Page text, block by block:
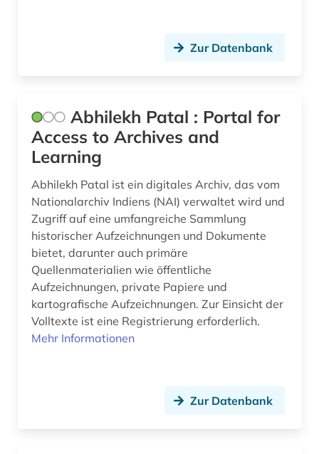
bibliographie 1470-1960 (1)
bibliographie 1700-1944 (1)
bibliographie 1886-1957 (1)
bibliographie 1945-2002 (1)
bibliographie 1997 - 2001 (1)
bibliographie 1998 - 2000 (1)
bibliographie bis 1900 (1)
Zur Datenbank
Abhilekh Patal : Portal for
Access to Archives and
Learning
Abhilekh Patal ist ein digitales Archiv, das vom
Nationalarchiv Indiens (NAI) verwaltet wird und
Zugriff auf eine umfangreiche Sammlung
historischer Aufzeichnungen und Dokumente
bietet, darunter auch primäre
Quellenmaterialien wie öffentliche
Aufzeichnungen, private Papiere und
kartografische Aufzeichnungen. Zur Einsicht der
Volltexte ist eine Registrierung erforderlich.
Mehr Informationen
Zur Datenbank